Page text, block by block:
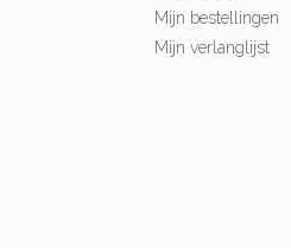
Mijn bestellingen
Mijn verlanglijst